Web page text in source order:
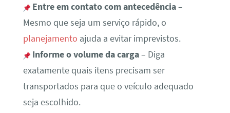
Entre em contato com antecedência–
Mesmo que seja um serviço rápido, o
planejamento ajuda a evitar imprevistos.
Informe o volume da carga– Diga
exatamente quais itens precisam ser
transportados para que o veículo adequado
seja escolhido.